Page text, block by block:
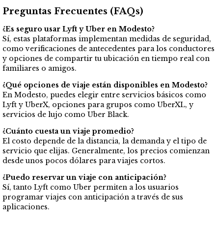
Preguntas Frecuentes (FAQs)
¿Es seguro usar Lyft y Uber en Modesto?
Sí, estas plataformas implementan medidas de seguridad,
como verificaciones de antecedentes para los conductores
y opciones de compartir tu ubicación en tiempo real con
familiares o amigos.
¿Qué opciones de viaje están disponibles en Modesto?
En Modesto, puedes elegir entre servicios básicos como
Lyft y UberX, opciones para grupos como UberXL, y
servicios de lujo como Uber Black.
¿Cuánto cuesta un viaje promedio?
El costo depende de la distancia, la demanda y el tipo de
servicio que elijas. Generalmente, los precios comienzan
desde unos pocos dólares para viajes cortos.
¿Puedo reservar un viaje con anticipación?
Sí, tanto Lyft como Uber permiten a los usuarios
programar viajes con anticipación a través de sus
aplicaciones.